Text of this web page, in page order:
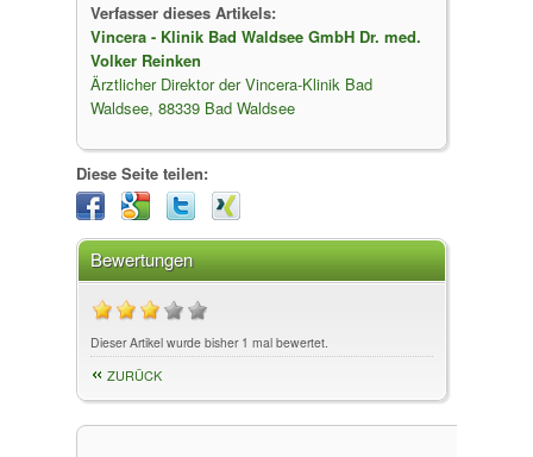
Verfasser dieses Artikels:
Vincera - Klinik Bad Waldsee GmbH Dr. med.
Volker Reinken
Ärztlicher Direktor der Vincera-Klinik Bad
Waldsee, 88339 Bad Waldsee
Diese Seite teilen:
Bewertungen
Dieser Artikel wurde bisher 1 mal bewertet.
ZURÜCK